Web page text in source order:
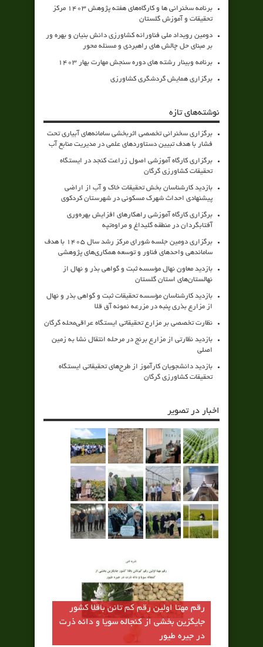
برنامه سخنرانی ها و کارگاه‌های هفته پژوهش 1403 مرکز
تحقیقات و آموزش گلستان
دومین رویداد ملی فناورانه کشاورزی دانش بنیان و بهره ور
بر مبنای حل چالش های راهبردی و مسئله محور
برنامه وبینار رشته های دوره سنجش مهارت بهار 1403
برگزاری همایش گردشگری کشاورزی
نوشته‌های تازه
برگزاری سخنرانی تخصصی اثربخشی سامانه‌های آبیاری تحت
فشار با هدف تبیین دستاوردهای علمی در مدیریت منابع آب
برگزاری کارگاه آموزشی اصول زراعت کنجد در ایستگاه
تحقیقات کشاورزی گرگان
بازدید کارشناسان بخش تحقیقات خاک و آب از اراضی
پیشنهادی احداث شهرک مسکونی در شهرستان کردکوی
برگزاری کارگاه آموزشی راهکارهای افزایش بهره‌وری
آفتابگردان در منطقه گلیداغ و مراوه‌تپه
برگزاری دومین جلسه شورای مرکز رشد سال ۱۴۰۵ با هدف
ساماندهی واحدهای فناور و توسعه همکاری‌های پژوهشی
بازدید معاون نهال مؤسسه ثبت و گواهی بذر و نهال از
نهالستان‌های استان گلستان
بازدید کارشناسان مؤسسه تحقیقات ثبت و گواهی بذر و نهال
از مزارع بذری پنبه در مزرعه نمونه آق قلا
نظارت تخصصی بر مزارع تحقیقاتی ایستگاه عراقی‌محله گرگان
بازدید نظارتی از مزارع برنج در مرحله انتقال نشا به زمین
اصلی
بازدید دانشجویان کارآموز از طرح‌های تحقیقاتی ایستگاه
تحقیقات کشاورزی گرگان
اخبار در تصویر
رقم مهتا اولين رقم كم تانن باقلا كشور
جايگزين بخشي از كنجاله سويا و دانه ذرت
در جيره طيور